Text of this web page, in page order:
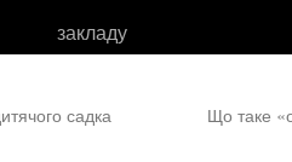
закладу
садка Що таке